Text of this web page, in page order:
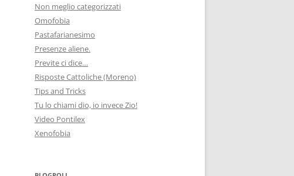
Non meglio categorizzati
Omofobia
Pastafarianesimo
Presenze aliene.
Previte ci dice…
Risposte Cattoliche (Moreno)
Tips and Tricks
Tu lo chiami dio, io invece Zio!
Video Pontilex
Xenofobia